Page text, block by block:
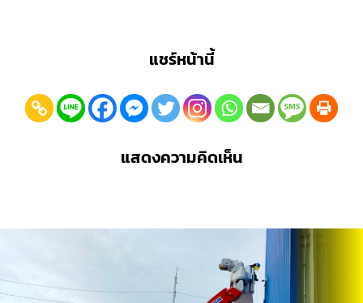
แชร์หน้านี้
แสดงความคิดเห็น